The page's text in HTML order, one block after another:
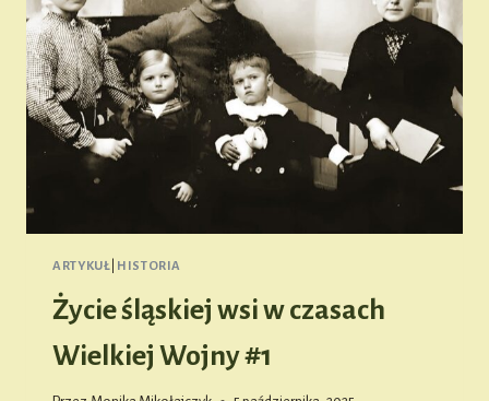
ARTYKUŁ HISTORIA
Życie śląskiej wsi w czasach
Wielkiej Wojny #1